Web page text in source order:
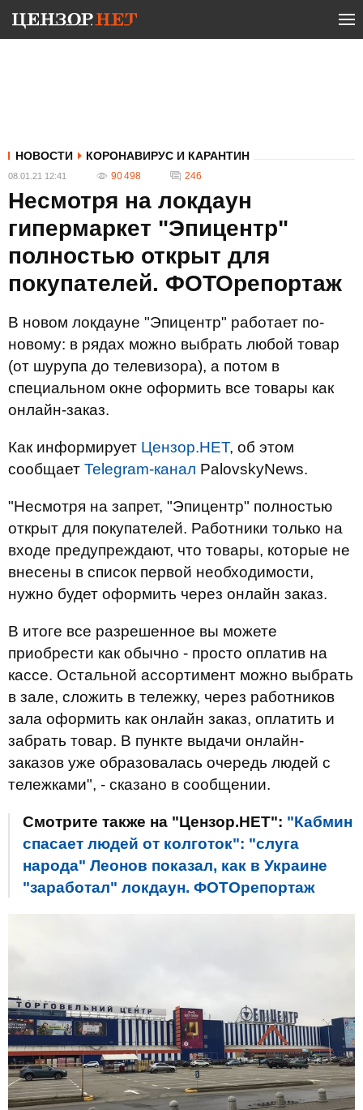
НОВОСТИ КОРОНАВИРУС И КАРАНТИН
08.01.21 12:41 90 498 246
Несмотря на локдаун
гипермаркет "Эпицентр"
полностью открыт для
покупателей. ФОТОрепортаж
В новом локдауне "Эпицентр" работает по-
новому: в рядах можно выбрать любой товар
(от шурупа до телевизора), а потом в
специальном окне оформить все товары как
онлайн-заказ.
Как информирует Цензор.НЕТ, об этом
сообщает Telegram-канал PalovskyNews.
"Несмотря на запрет, "Эпицентр" полностью
открыт для покупателей. Работники только на
входе предупреждают, что товары, которые не
внесены в список первой необходимости,
нужно будет оформить через онлайн заказ.
В итоге все разрешенное вы можете
приобрести как обычно - просто оплатив на
кассе. Остальной ассортимент можно выбрать
в зале, сложить в тележку, через работников
зала оформить как онлайн заказ, оплатить и
забрать товар. В пункте выдачи онлайн-
заказов уже образовалась очередь людей с
тележками", - сказано в сообщении.
Смотрите также на "Цензор.НЕТ": "Кабмин
спасает людей от колготок": "слуга
народа" Леонов показал, как в Украине
"заработал" локдаун. ФОТОрепортаж